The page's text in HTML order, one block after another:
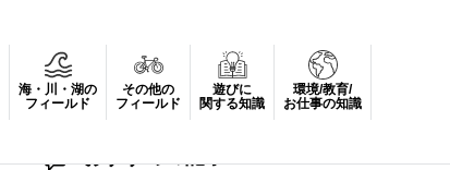
海・川・湖の
フィールド
その他の
フィールド
遊びに
関する知識
環境/教育/
お仕事の知識